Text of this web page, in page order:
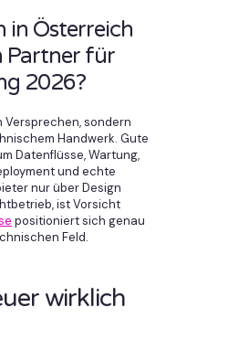
in Österreich
Partner für
2026?
sondern
Handwerk. Gute
Datenflüsse, Wartung,
und echte
nur über Design
ist Vorsicht
positioniert sich genau
Feld.
wirklich